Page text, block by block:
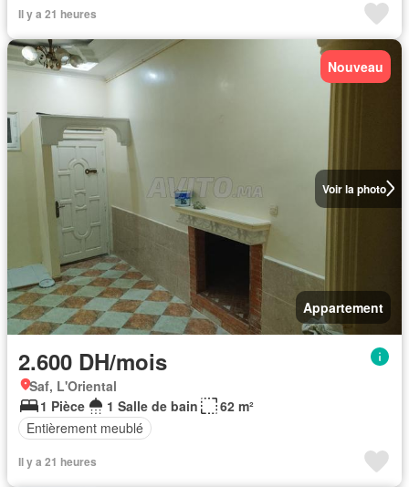
Il y a 21 heures
Voir la photo
Nouveau
Appartement
2.600 DH/mois
Saf, L'Oriental
1 Pièce
1 Salle de bain
62 m²
Entièrement meublé
Il y a 21 heures